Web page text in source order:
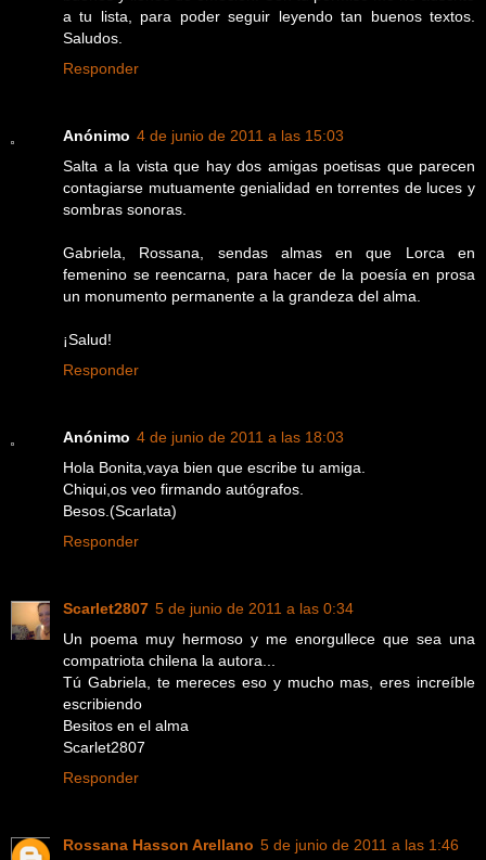
a tu lista, para poder seguir leyendo tan buenos textos.
Saludos.
Responder
Anónimo 4 de junio de 2011 a las 15:03
Salta a la vista que hay dos amigas poetisas que parecen
contagiarse mutuamente genialidad en torrentes de luces y
sombras sonoras.
Gabriela, Rossana, sendas almas en que Lorca en
femenino se reencarna, para hacer de la poesía en prosa
un monumento permanente a la grandeza del alma.
¡Salud!
Responder
Anónimo 4 de junio de 2011 a las 18:03
Hola Bonita,vaya bien que escribe tu amiga.
Chiqui,os veo firmando autógrafos.
Besos.(Scarlata)
Responder
Scarlet2807 5 de junio de 2011 a las 0:34
Un poema muy hermoso y me enorgullece que sea una
compatriota chilena la autora...
Tú Gabriela, te mereces eso y mucho mas, eres increíble
escribiendo
Besitos en el alma
Scarlet2807
Responder
Rossana Hasson Arellano 5 de junio de 2011 a las 1:46